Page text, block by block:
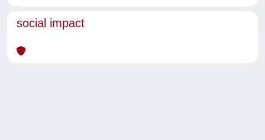
social impact